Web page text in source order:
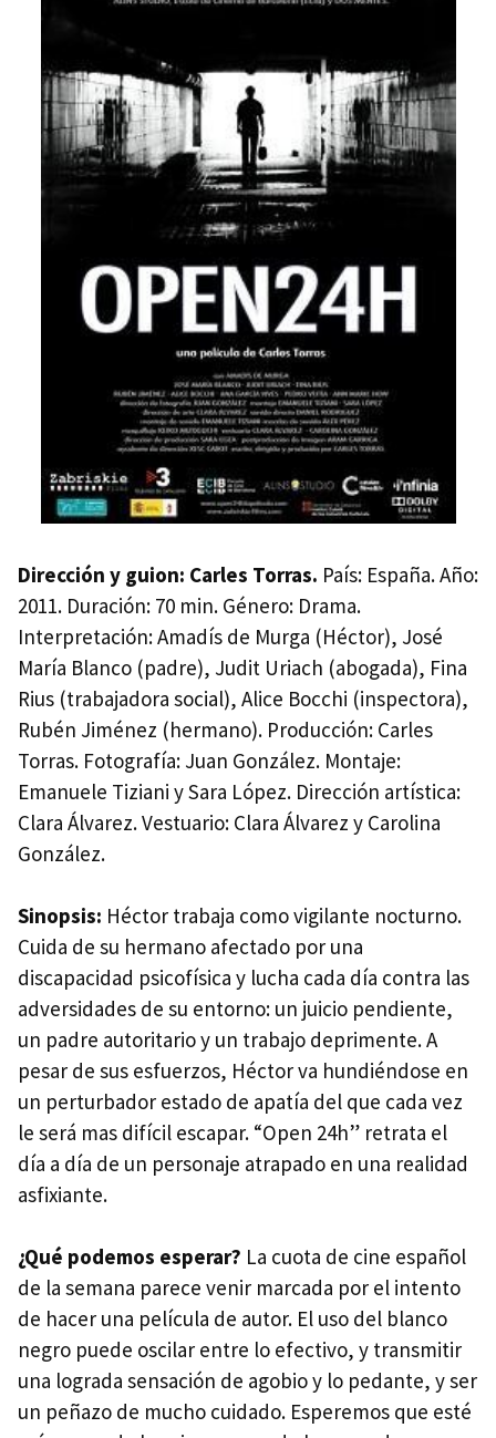
Dirección y guion: Carles Torras. País: España. Año:
2011. Duración: 70 min. Género: Drama.
Interpretación: Amadís de Murga (Héctor), José
María Blanco (padre), Judit Uriach (abogada), Fina
Rius (trabajadora social), Alice Bocchi (inspectora),
Rubén Jiménez (hermano). Producción: Carles
Torras. Fotografía: Juan González. Montaje:
Emanuele Tiziani y Sara López. Dirección artística:
Clara Álvarez. Vestuario: Clara Álvarez y Carolina
González.
Sinopsis: Héctor trabaja como vigilante nocturno.
Cuida de su hermano afectado por una
discapacidad psicofísica y lucha cada día contra las
adversidades de su entorno: un juicio pendiente,
un padre autoritario y un trabajo deprimente. A
pesar de sus esfuerzos, Héctor va hundiéndose en
un perturbador estado de apatía del que cada vez
le será mas difícil escapar. “Open 24h” retrata el
día a día de un personaje atrapado en una realidad
asfixiante.
¿Qué podemos esperar? La cuota de cine español
de la semana parece venir marcada por el intento
de hacer una película de autor. El uso del blanco
negro puede oscilar entre lo efectivo, y transmitir
una lograda sensación de agobio y lo pedante, y ser
un peñazo de mucho cuidado. Esperemos que esté